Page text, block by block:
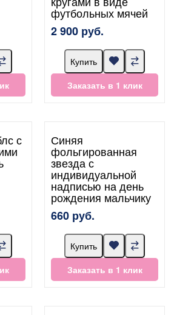
футбольных мячей
2 900 руб.
Купить
Заказать в 1 клик
с Синяя
фольгированная
звезда с
индивидуальной
надписью на день
рождения мальчику
660 руб.
Купить
Заказать в 1 клик